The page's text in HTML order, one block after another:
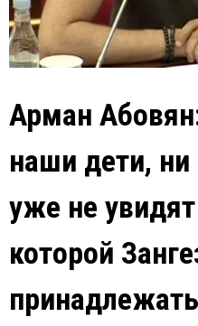
Арман
наши дети,
уже не
которой